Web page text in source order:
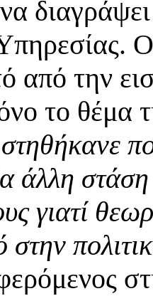
από την
το θέμα
άλλη
γιατί
στην